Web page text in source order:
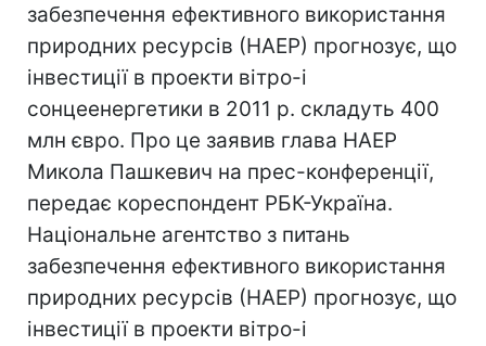
забезпечення ефективного використання
природних ресурсів (НАЕР) прогнозує, що
інвестиції в проекти вітро-і
сонцеенергетики в 2011 р. складуть 400
млн євро. Про це заявив глава НАЕР
Микола Пашкевич на прес-конференції,
передає кореспондент РБК-Україна.
Національне агентство з питань
забезпечення ефективного використання
природних ресурсів (НАЕР) прогнозує, що
інвестиції в проекти вітро-і